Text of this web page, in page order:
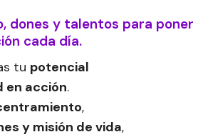
dones y talentos para poner
cada día.
tu potencial
en acción.
,
y misión de vida,